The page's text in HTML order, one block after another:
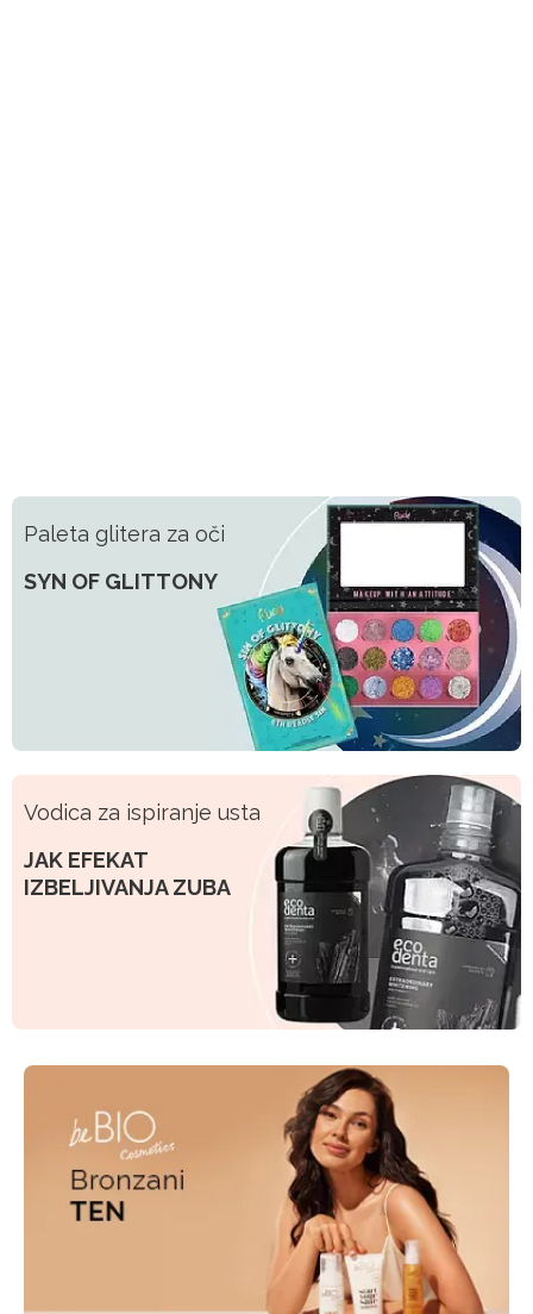
Paleta glitera za oči
SYN OF GLITTONY
Vodica za ispiranje usta
JAK EFEKAT
IZBELJIVANJA ZUBA